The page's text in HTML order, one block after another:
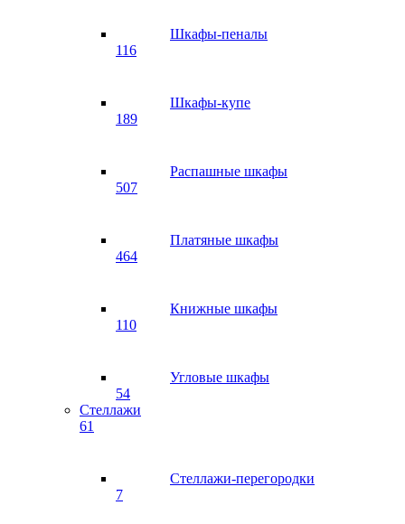
Шкафы-пеналы
116
Шкафы-купе
189
Распашные шкафы
507
Платяные шкафы
464
Книжные шкафы
110
Угловые шкафы
54
Стеллажи
61
Стеллажи-перегородки
7